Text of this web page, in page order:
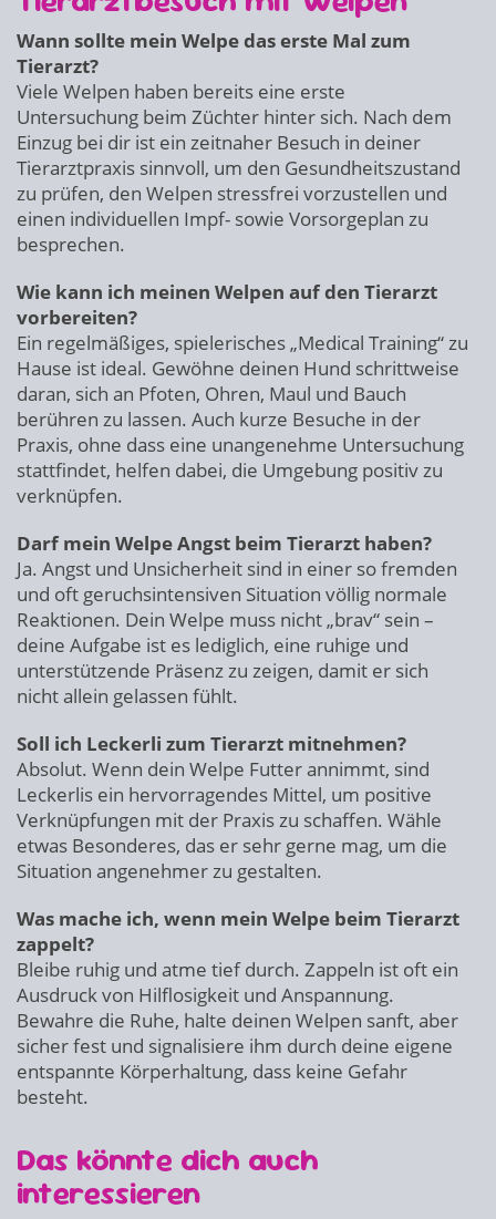
Wann sollte mein Welpe das erste Mal zum
Tierarzt?
Viele Welpen haben bereits eine erste
Untersuchung beim Züchter hinter sich. Nach dem
Einzug bei dir ist ein zeitnaher Besuch in deiner
Tierarztpraxis sinnvoll, um den Gesundheitszustand
zu prüfen, den Welpen stressfrei vorzustellen und
einen individuellen Impf- sowie Vorsorgeplan zu
besprechen.
Wie kann ich meinen Welpen auf den Tierarzt
vorbereiten?
Ein regelmäßiges, spielerisches „Medical Training“ zu
Hause ist ideal. Gewöhne deinen Hund schrittweise
daran, sich an Pfoten, Ohren, Maul und Bauch
berühren zu lassen. Auch kurze Besuche in der
Praxis, ohne dass eine unangenehme Untersuchung
stattfindet, helfen dabei, die Umgebung positiv zu
verknüpfen.
Darf mein Welpe Angst beim Tierarzt haben?
Ja. Angst und Unsicherheit sind in einer so fremden
und oft geruchsintensiven Situation völlig normale
Reaktionen. Dein Welpe muss nicht „brav“ sein –
deine Aufgabe ist es lediglich, eine ruhige und
unterstützende Präsenz zu zeigen, damit er sich
nicht allein gelassen fühlt.
Soll ich Leckerli zum Tierarzt mitnehmen?
Absolut. Wenn dein Welpe Futter annimmt, sind
Leckerlis ein hervorragendes Mittel, um positive
Verknüpfungen mit der Praxis zu schaffen. Wähle
etwas Besonderes, das er sehr gerne mag, um die
Situation angenehmer zu gestalten.
Was mache ich, wenn mein Welpe beim Tierarzt
zappelt?
Bleibe ruhig und atme tief durch. Zappeln ist oft ein
Ausdruck von Hilflosigkeit und Anspannung.
Bewahre die Ruhe, halte deinen Welpen sanft, aber
sicher fest und signalisiere ihm durch deine eigene
entspannte Körperhaltung, dass keine Gefahr
besteht.
Das könnte dich auch
interessieren